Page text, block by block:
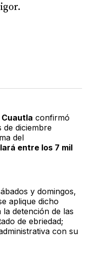
confirmó
de diciembre
del
entre los 7 mil
y domingos,
aplique dicho
detención de las
de ebriedad;
con su